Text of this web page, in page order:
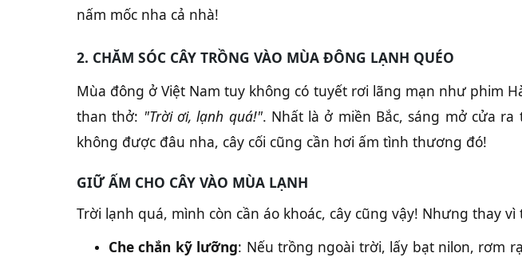
nấm mốc nha cả nhà!
2. CHĂM SÓC CÂY TRỒNG VÀO MÙA ĐÔNG LẠNH QUÉO
Mùa đông ở Việt Nam tuy không có tuyết rơi lãng mạn như phim
than thở: "Trời ơi, lạnh quá!". Nhất là ở miền Bắc, sáng mở cửa
không được đâu nha, cây cối cũng cần hơi ấm tình thương đó!
GIỮ ẤM CHO CÂY VÀO MÙA LẠNH
Trời lạnh quá, mình còn cần áo khoác, cây cũng vậy! Nhưng thay
Che chắn kỹ lưỡng: Nếu trồng ngoài trời, lấy bạt nilon, rơm